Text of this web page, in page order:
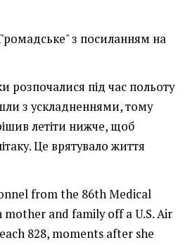
з посиланням на
розпочалися під час польоту
з ускладненнями, тому
летіти нижче, щоб
Це врятувало життя
from the 86th Medical
and family off a U.S. Air
828, moments after she